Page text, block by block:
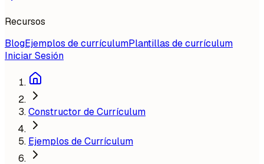
Recursos
BlogEjemplos de currículumPlantillas de currículum
Iniciar Sesión
Constructor de Currículum
Ejemplos de Currículum